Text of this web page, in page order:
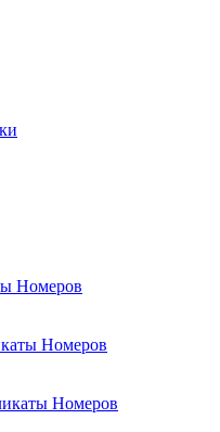
Номеров
Номеров
Номеров